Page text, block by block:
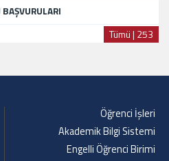
Tümü | 253
Öğrenci İşleri
Akademik Bilgi Sistemi
Engelli Öğrenci Birimi